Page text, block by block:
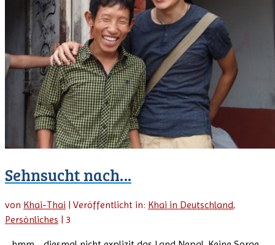
Sehnsucht nach…
von Khai-Thai | Veröffentlicht in: Khai in Deutschland,
Persönliches | 3